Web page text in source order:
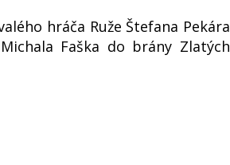
hráča Ruže Štefana Pekára
Faška do brány Zlatých